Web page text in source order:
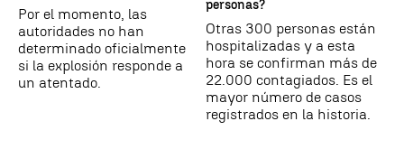
Por el momento, las
autoridades no han
determinado oficialmente
si la explosión responde a
un atentado.
personas?
Otras 300 personas están
hospitalizadas y a esta
hora se confirman más de
22.000 contagiados. Es el
mayor número de casos
registrados en la historia.